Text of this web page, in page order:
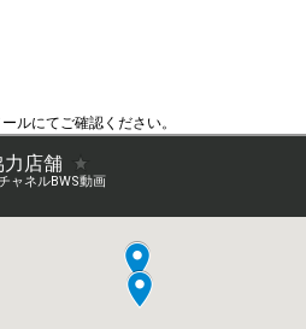
ルにてご確認ください。